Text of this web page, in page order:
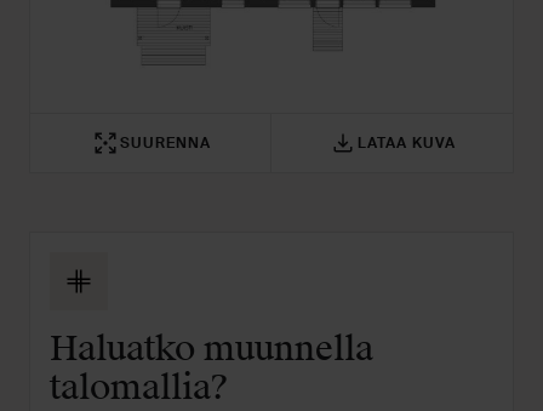
SUURENNA LATAA KUVA
Haluatko muunnella
talomallia?